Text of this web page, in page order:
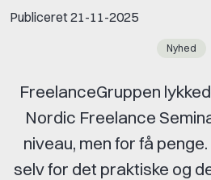
Publiceret21-11-2025
Nyhed
FreelanceGruppen
Nordic Freelance
niveau, men for få
selv for det praktiske og